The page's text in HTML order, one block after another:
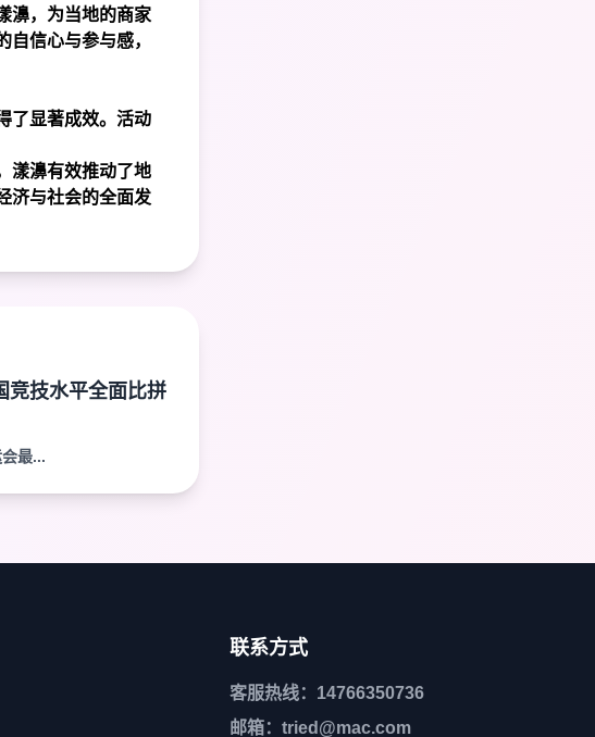
濞，为当地的商家
信心与参与感，
了显著成效。活动
漾濞有效推动了地
济与社会的全面发
竞技水平全面比拼
最...
联系方式
客服热线：14766350736
邮箱：tried@mac.com